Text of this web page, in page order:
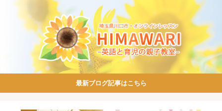
最新ブログ記事はこちら